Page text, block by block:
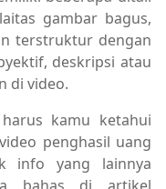
gambar bagus,
terstruktur dengan
deskripsi atau
di video.
kamu ketahui
penghasil uang
info yang lainnya